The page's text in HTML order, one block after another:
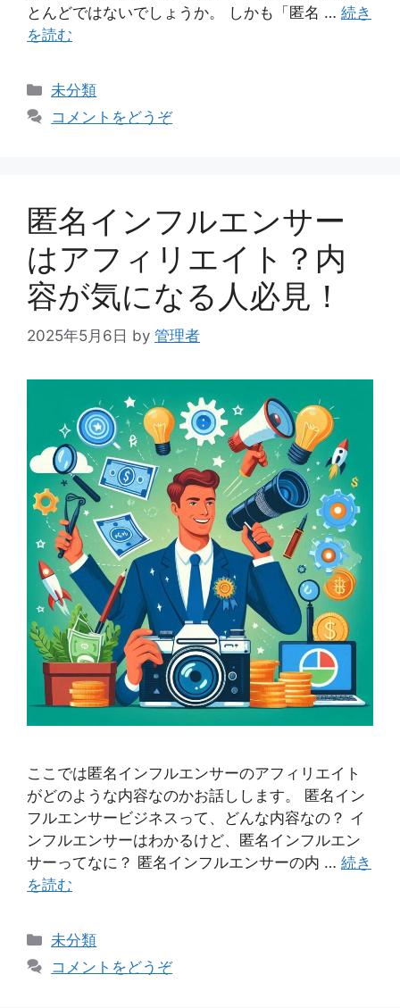
とんどではないでしょうか。 しかも「匿名 … 続き
を読む
カ
テ
未分類
コメントをどうぞ
匿名インフルエンサー
はアフィリエイト？内
容が気になる人必見！
2025年5月6日 by 管理者
ここでは匿名インフルエンサーのアフィリエイト
がどのような内容なのかお話しします。 匿名イン
フルエンサービジネスって、どんな内容なの？ イ
ンフルエンサーはわかるけど、匿名インフルエン
サーってなに？ 匿名インフルエンサーの内 … 続き
を読む
カ
未分類
コメントをどうぞ